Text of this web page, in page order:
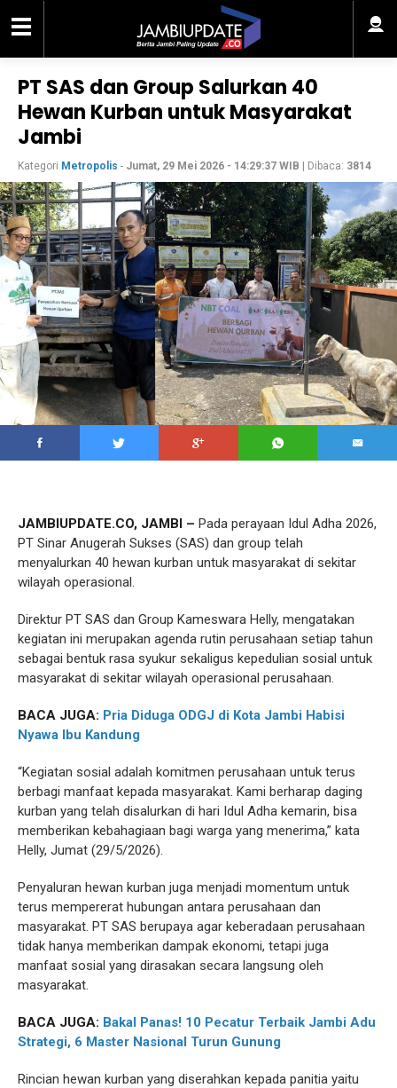
PT SAS dan Group Salurkan 40
Hewan Kurban untuk Masyarakat
Jambi
Kategori Metropolis - Jumat, 29 Mei 2026 - 14:29:37 WIB | Dibaca: 3814
JAMBIUPDATE.CO, JAMBI – Pada perayaan Idul Adha 2026,
PT Sinar Anugerah Sukses (SAS) dan group telah
menyalurkan 40 hewan kurban untuk masyarakat di sekitar
wilayah operasional.
Direktur PT SAS dan Group Kameswara Helly, mengatakan
kegiatan ini merupakan agenda rutin perusahaan setiap tahun
sebagai bentuk rasa syukur sekaligus kepedulian sosial untuk
masyarakat di sekitar wilayah operasional perusahaan.
BACA JUGA: Pria Diduga ODGJ di Kota Jambi Habisi
Nyawa Ibu Kandung
“Kegiatan sosial adalah komitmen perusahaan untuk terus
berbagi manfaat kepada masyarakat. Kami berharap daging
kurban yang telah disalurkan di hari Idul Adha kemarin, bisa
memberikan kebahagiaan bagi warga yang menerima,” kata
Helly, Jumat (29/5/2026).
Penyaluran hewan kurban juga menjadi momentum untuk
terus mempererat hubungan antara perusahaan dan
masyarakat. PT SAS berupaya agar keberadaan perusahaan
tidak hanya memberikan dampak ekonomi, tetapi juga
manfaat sosial yang dirasakan secara langsung oleh
masyarakat.
BACA JUGA: Bakal Panas! 10 Pecatur Terbaik Jambi Adu
Strategi, 6 Master Nasional Turun Gunung
Rincian hewan kurban yang diserahkan kepada panitia yaitu